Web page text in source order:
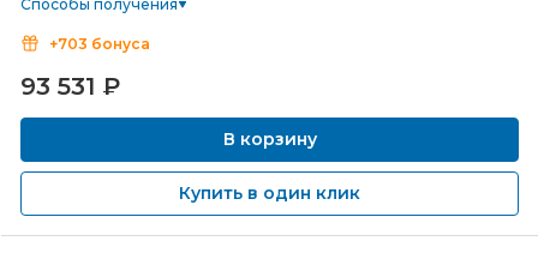
Способы получения
+703 бонуса
93 531 ₽
В корзину
Купить в один клик